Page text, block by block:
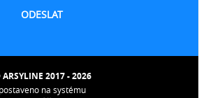
2017 - 2026
postaveno na systému